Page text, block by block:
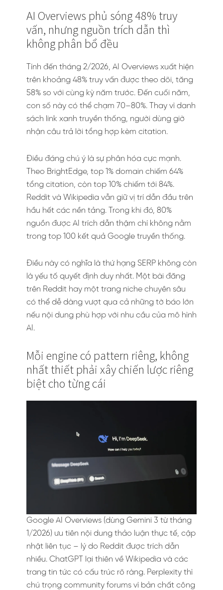
AI Overviews phủ sóng 48% truy
vấn, nhưng nguồn trích dẫn thì
không phân bổ đều
Tính đến tháng 2/2026, AI Overviews xuất hiện
trên khoảng 48% truy vấn được theo dõi, tăng
58% so với cùng kỳ năm trước. Đến cuối năm,
con số này có thể chạm 70–80%. Thay vì danh
sách link xanh truyền thống, người dùng giờ
nhận câu trả lời tổng hợp kèm citation.
Điều đáng chú ý là sự phân hóa cực mạnh.
Theo BrightEdge, top 1% domain chiếm 64%
tổng citation, còn top 10% chiếm tới 84%.
Reddit và Wikipedia vẫn giữ vị trí dẫn đầu trên
hầu hết các nền tảng. Trong khi đó, 80%
nguồn được AI trích dẫn thậm chí không nằm
trong top 100 kết quả Google truyền thống.
Điều này có nghĩa là thứ hạng SERP không còn
là yếu tố quyết định duy nhất. Một bài đăng
trên Reddit hay một trang niche chuyên sâu
có thể dễ dàng vượt qua cả những tờ báo lớn
nếu nội dung phù hợp với nhu cầu của mô hình
AI.
Mỗi engine có pattern riêng, không
nhất thiết phải xây chiến lược riêng
biệt cho từng cái
Google AI Overviews (dùng Gemini 3 từ tháng
1/2026) ưu tiên nội dung thảo luận thực tế, cập
nhật liên tục – lý do Reddit được trích dẫn
nhiều. ChatGPT lại thiên về Wikipedia và các
trang tin tức có cấu trúc rõ ràng. Perplexity thì
chú trọng community forums vì bản chất công